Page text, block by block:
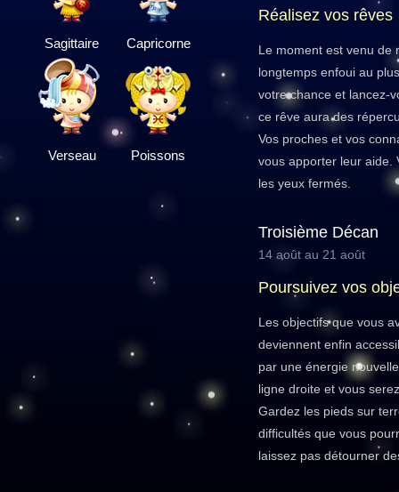
Sagittaire Capricorne
Verseau Poissons
Réalisez vos rêves
Le moment est venu de
longtemps enfoui au
votre chance et lancez-
ce rêve aura des
Vos proches et vos
vous apporter leur aide.
les yeux fermés.
Troisième Décan
14 août au 21 août
Poursuivez vos
Les objectifs que vous
deviennent enfin
par une énergie
ligne droite et vous
Gardez les pieds sur
difficultés que vous
laissez pas détourner